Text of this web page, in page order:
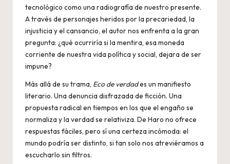
tecnológico como una radiografía de nuestro presente.
A través de personajes heridos por la precariedad, la
injusticia y el cansancio, el autor nos enfrenta a la gran
pregunta: ¿qué ocurriría si la mentira, esa moneda
corriente de nuestra vida política y social, dejara de ser
impune?
Más allá de su trama, Eco de verdades un manifiesto
literario. Una denuncia disfrazada de ficción. Una
propuesta radical en tiempos en los que el engaño se
normaliza y la verdad se relativiza. De Haro no ofrece
respuestas fáciles, pero sí una certeza incómoda: el
mundo podría ser distinto, si tan solo nos atreviéramos a
escucharlo sin filtros.